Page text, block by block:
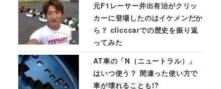
元F1レーサー井出有治がクリッ
カーに登場したのはイケメンだか
ら？ clicccarでの歴史を振り返
ってみた
AT車の「N（ニュートラル）」
はいつ使う？ 間違った使い方で
車が壊れることも!?